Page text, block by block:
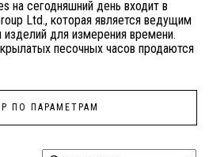
на сегодняшний день входит в
Ltd., которая является ведущим
для измерения времени.
песочных часов продаются
ПО ПАРАМЕТРАМ